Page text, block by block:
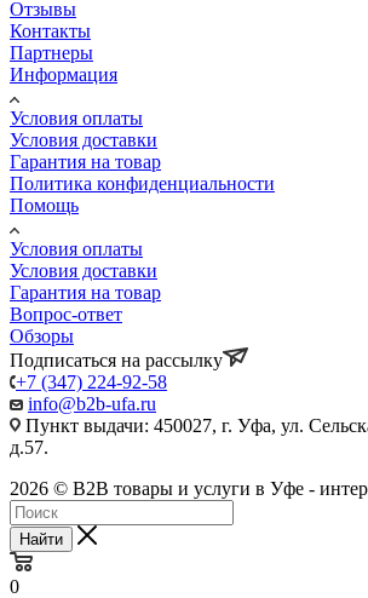
Отзывы
Контакты
Партнеры
Информация
Условия оплаты
Условия доставки
Гарантия на товар
Политика конфиденциальности
Помощь
Условия оплаты
Условия доставки
Гарантия на товар
Вопрос-ответ
Обзоры
Подписаться на рассылку
+7 (347) 224-92-58
info@b2b-ufa.ru
Пункт выдачи: 450027, г. Уфа, ул.
д.57.
2026 © B2B товары и услуги в Уфе -
Найти
0